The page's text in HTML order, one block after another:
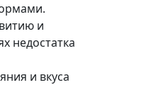
и
недостатка
и вкуса